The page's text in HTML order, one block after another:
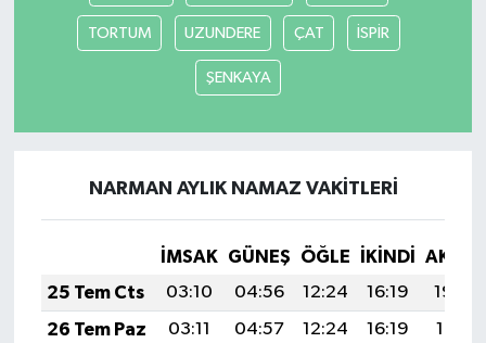
TORTUM UZUNDERE ÇAT İSPİR
ŞENKAYA
NARMAN AYLIK NAMAZ VAKITLERI
İMSAK GÜNEŞ ÖĞLE İKINDI
25 Tem Cts
03:10 04:56 12:24 16:19
19:42
26 Tem Paz
03:11 04:57 12:24 16:19
19:41